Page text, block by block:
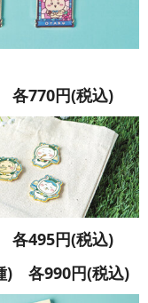
各770円(税込)
各495円(税込)
) 各990円(税込)